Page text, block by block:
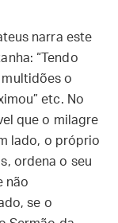
narra este
“Tendo
o
etc. No
que o milagre
lado, o próprio
ordena o seu
não
se o